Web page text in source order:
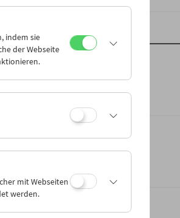
indem sie
der Webseite
mit Webseiten
werden.